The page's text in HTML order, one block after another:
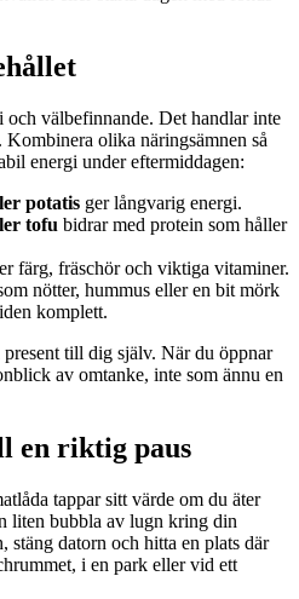
och välbefinnande. Det handlar inte
olika näringsämnen så
energi under eftermiddagen:
potatis ger långvarig energi.
tofu bidrar med protein som håller
färg, fräschör och viktiga vitaminer.
nötter, hummus eller en bit mörk
komplett.
till dig själv. När du öppnar
av omtanke, inte som ännu en
en riktig paus
tappar sitt värde om du äter
liten bubbla av lugn kring din
stäng datorn och hitta en plats där
i en park eller vid ett